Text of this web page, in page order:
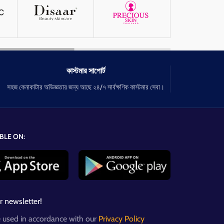
কাস্টমার সাপোর্ট
সহজ কেনাকাটার অভিজ্ঞতার জন্য আছে ২৪/৭ সার্বক্ষণিক কাস্টমার সেবা।
ON:
newsletter!
in accordance with our Privacy Policy